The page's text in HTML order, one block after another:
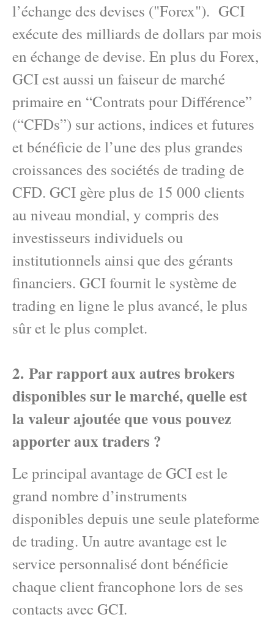
l’échange des devises ("Forex"). GCI
exécute des milliards de dollars par mois
en échange de devise. En plus du Forex,
GCI est aussi un faiseur de marché
primaire en “Contrats pour Différence”
(“CFDs”) sur actions, indices et futures
et bénéficie de l’une des plus grandes
croissances des sociétés de trading de
CFD. GCI gère plus de 15 000 clients
au niveau mondial, y compris des
investisseurs individuels ou
institutionnels ainsi que des gérants
financiers. GCI fournit le système de
trading en ligne le plus avancé, le plus
sûr et le plus complet.
2. Par rapport aux autres brokers
disponibles sur le marché, quelle est
la valeur ajoutée que vous pouvez
apporter aux traders ?
Le principal avantage de GCI est le
grand nombre d’instruments
disponibles depuis une seule plateforme
de trading. Un autre avantage est le
service personnalisé dont bénéficie
chaque client francophone lors de ses
contacts avec GCI.